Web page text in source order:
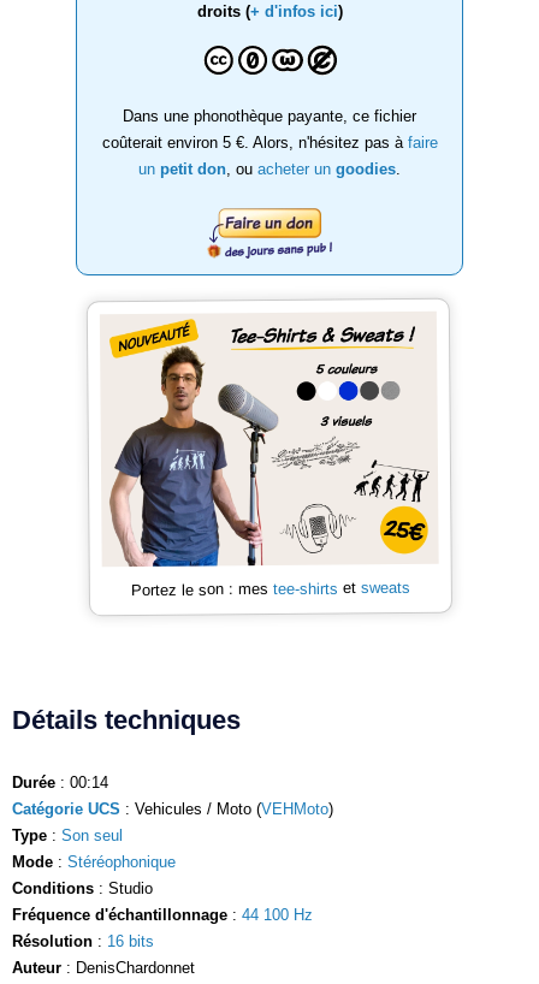
droits (+ d'infos ici)
Dans une phonothèque payante, ce fichier
coûterait environ 5 €. Alors, n'hésitez pas à faire
un petit don , ou acheter un goodies
Portez le son : mes tee-shirts et sweats
Détails techniques
Durée : 00:14
Catégorie UCS : Vehicules / Moto (VEHMoto)
Type : Son seul
Mode : Stéréophonique
Conditions : Studio
Fréquence d'échantillonnage : 44 100 Hz
Résolution : 16 bits
Auteur : DenisChardonnet